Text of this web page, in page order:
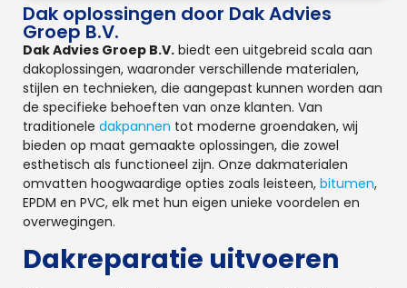
Dak oplossingen door Dak Advies
Groep B.V.
Dak Advies Groep B.V. biedt een uitgebreid scala aan
dakoplossingen, waaronder verschillende materialen,
stijlen en technieken, die aangepast kunnen worden aan
de specifieke behoeften van onze klanten. Van
traditionele dakpannen tot moderne groendaken, wij
bieden op maat gemaakte oplossingen, die zowel
esthetisch als functioneel zijn. Onze dakmaterialen
omvatten hoogwaardige opties zoals leisteen, bitumen,
EPDM en PVC, elk met hun eigen unieke voordelen en
overwegingen.
Dakreparatie uitvoeren